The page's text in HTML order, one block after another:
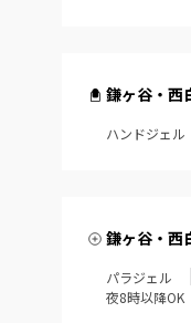
鎌ヶ谷・西
ハンドジェル
鎌ヶ谷・西
パラジェル
夜8時以降OK